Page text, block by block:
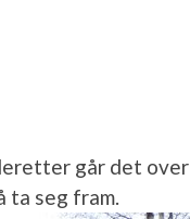
går det over
ta seg fram.